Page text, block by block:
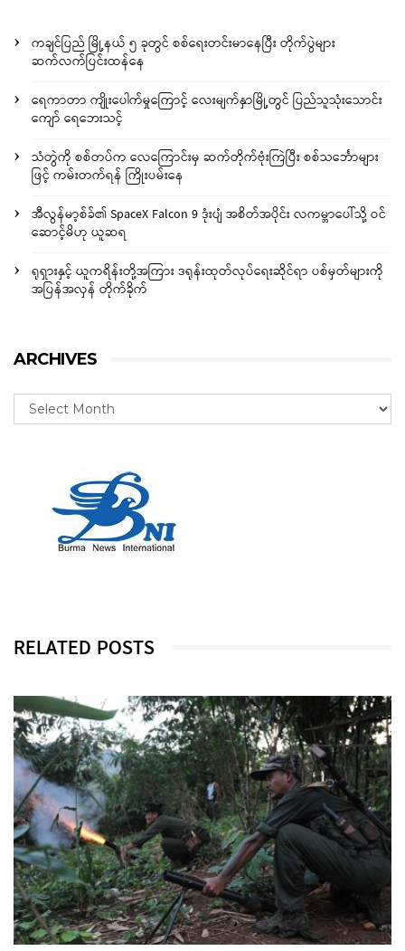
ကချင်ပြည် မြို့နယ် ၅ ခုတွင် စစ်ရေးတင်းမာနေပြီး တိုက်ပွဲများ
ဆက်လက်ပြင်းထန်နေ
ရေကာတာ ကျိုးပေါက်မှုကြောင့် လေးမျက်နှာမြို့တွင် ပြည်သူသုံးသောင်း
ကျော် ရေဘေးသင့်
သံတွဲကို စစ်တပ်က လေကြောင်းမှ ဆက်တိုက်ဗုံးကြဲပြီး စစ်သင်္ဘောများ
ဖြင့် ကမ်းတက်ရန် ကြိုးပမ်းနေ
အီလွန်မာ့စ်ခ်၏ SpaceX Falcon 9 ဒုံးပျံ အစိတ်အပိုင်း လကမ္ဘာပေါ်သို့ ဝင်
ဆောင့်မိဟု ယူဆရ
ရုရှားနှင့် ယူကရိန်းတို့အကြား ဒရုန်းထုတ်လုပ်ရေးဆိုင်ရာ ပစ်မှတ်များကို
အပြန်အလှန် တိုက်ခိုက်
ARCHIVES
RELATED POSTS